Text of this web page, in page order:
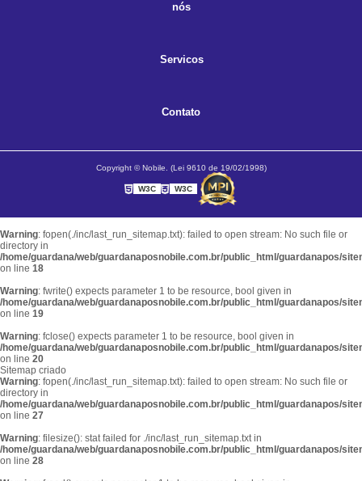
nós
Servicos
Contato
Copyright © Nobile. (Lei 9610 de 19/02/1998)
W3C W3C
Warning: fopen(./inc/last_run_sitemap.txt): failed to open stream: No such file or
directory in
/home/guardana/web/guardanaposnobile.com.br/public_html/guardanapos/
on line 18
Warning: fwrite() expects parameter 1 to be resource, bool given in
/home/guardana/web/guardanaposnobile.com.br/public_html/guardanapos/
on line 19
Warning: fclose() expects parameter 1 to be resource, bool given in
/home/guardana/web/guardanaposnobile.com.br/public_html/guardanapos/
on line 20
Sitemap criado
Warning: fopen(./inc/last_run_sitemap.txt): failed to open stream: No such file or
directory in
/home/guardana/web/guardanaposnobile.com.br/public_html/guardanapos/
on line 27
Warning: filesize(): stat failed for ./inc/last_run_sitemap.txt in
/home/guardana/web/guardanaposnobile.com.br/public_html/guardanapos/
on line 28